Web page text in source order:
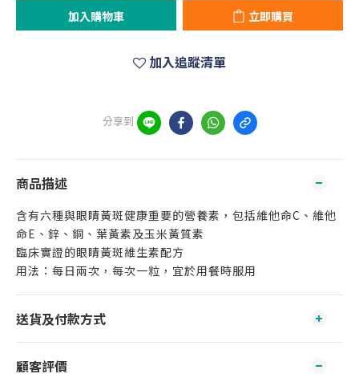
加入購物車 立即購買
加入追蹤清單
分享到
商品描述
含有六種與眼睛黃斑健康重要的營養素，包括維他命C、維他
命E、鋅、銅、葉黃素及玉米黃質素
臨床實證的眼睛黃斑維生素配方
用法：每日兩次，每次一粒，宜於用餐時服用
送貨及付款方式
顧客評價